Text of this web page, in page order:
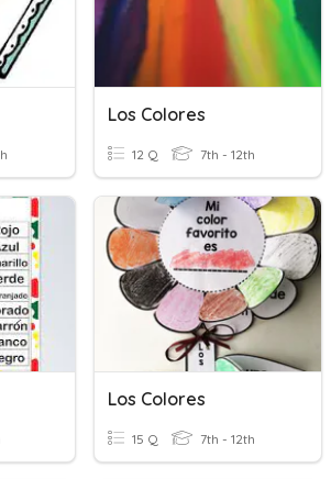
Los Colores
12 Q 7th - 12th
Los Colores
15 Q 7th - 12th